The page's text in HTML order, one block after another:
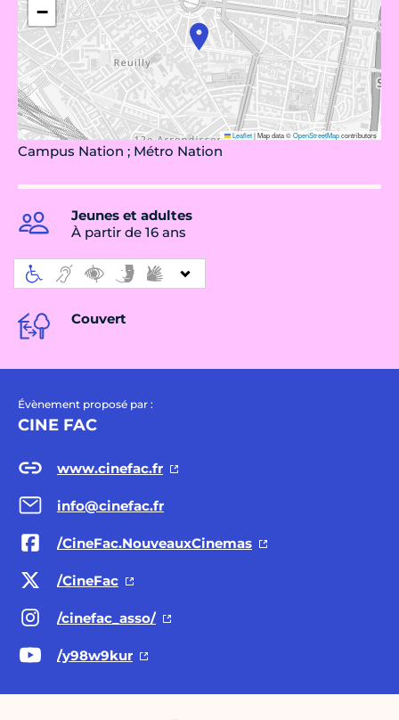
−
Leaflet|Map data ©OpenStreetMapcontributors
Campus Nation ; Métro Nation
Jeunes et adultes
À partir de 16 ans
Couvert
Évènement proposé par :
CINE FAC
www.cinefac.fr
info@cinefac.fr
/CineFac.NouveauxCinemas
/CineFac
/cinefac_asso/
/y98w9kur